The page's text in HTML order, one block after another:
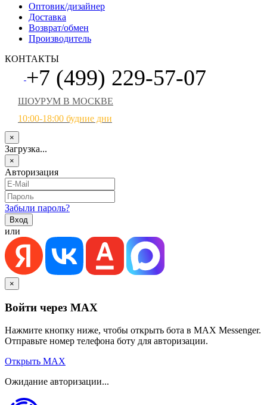
Оптовик/дизайнер
Доставка
Возврат/обмен
Производитель
КОНТАКТЫ
+7 (499) 229-57-07
ШОУРУМ В МОСКВЕ
10:00-18:00 будние дни
×
Загрузка...
×
Авторизация
Забыли пароль?
или
×
Войти через MAX
Нажмите кнопку ниже, чтобы открыть бота в MAX Messenger.
Отправьте номер телефона боту для авторизации.
Открыть MAX
Ожидание авторизации...